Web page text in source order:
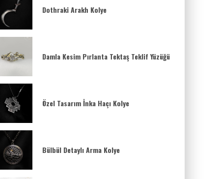
Dothraki Arakh Kolye
Damla Kesim Pırlanta Tektaş Teklif Yüzüğü
Özel Tasarım İnka Haçı Kolye
Bülbül Detaylı Arma Kolye